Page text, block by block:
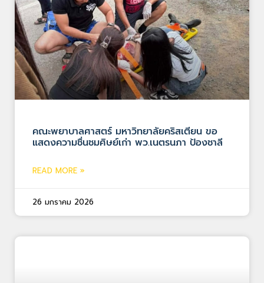
คณะพยาบาลศาสตร์ มหาวิทยาลัยคริสเตียน ขอ
แสดงความชื่นชมศิษย์เก่า พว.เนตรนภา ป้องชาลี
READ MORE »
26 มกราคม 2026